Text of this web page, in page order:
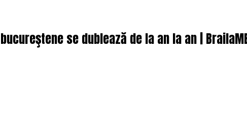
se dublează de la an la an |